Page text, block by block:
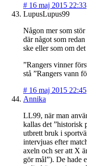
# 16 maj 2015 22:33
LupusLupus99
Någon mer som stör
där något som
ske eller som om
”Rangers vinner
stå ”Rangers vann
# 16 maj 2015 22:45
Annika
LL99, när man
kallas det ”historisk
utbrett bruk i
intervjuas efter
axeln och ser att X
gör mål”). De hade